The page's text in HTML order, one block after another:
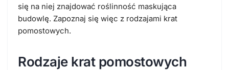
się na niej znajdować roślinność maskująca
budowlę. Zapoznaj się więc z rodzajami krat
pomostowych.
Rodzaje krat pomostowych